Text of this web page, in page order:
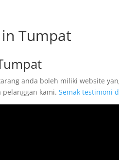
Tumpat
anda boleh miliki website
pelanggan kami.Semak testimoni